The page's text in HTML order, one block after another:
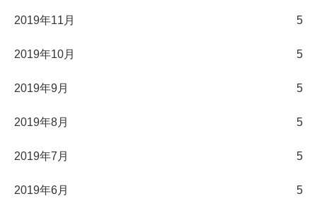
2019年11月 5
2019年10月 5
2019年9月 5
2019年8月 5
2019年7月 5
2019年6月 5